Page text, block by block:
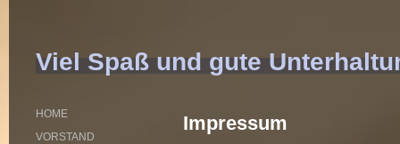
Viel Spaß und gute
HOME
VORSTAND
Impressum